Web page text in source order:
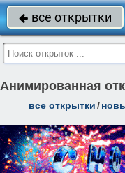
 все открытки
Анимированная
все открытки/